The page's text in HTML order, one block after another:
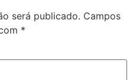
será publicado. Campos
*